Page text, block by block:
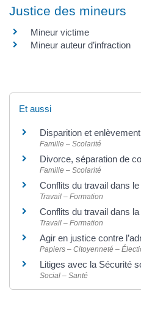
Justice des mineurs
Mineur victime
Mineur auteur d’infraction
Et aussi
Disparition et
Famille – Scolarité
Divorce, séparation de
Famille – Scolarité
Conflits du travail dans
Travail – Formation
Conflits du travail dans
Travail – Formation
Agir en justice contre
Papiers – Citoyenneté –
Litiges avec la Sécurité
Social – Santé